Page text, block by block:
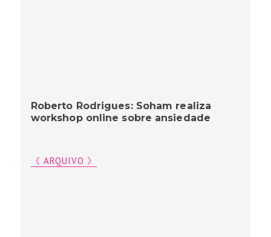
Roberto Rodrigues: Soham realiza
workshop online sobre ansiedade
《 ARQUIVO 》